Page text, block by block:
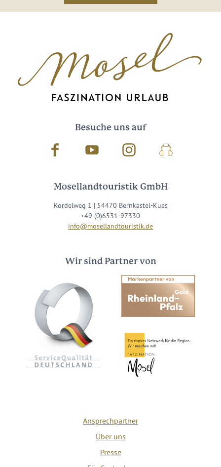
Besuche uns auf
Facebook Youtube InstagramPodcast
Mosellandtouristik GmbH
Kordelweg 1 | 54470 Bernkastel-Kues
+49 (0)6531-97330
info@mosellandtouristik.de
Wir sind Partner von
Ansprechpartner
Über uns
Presse